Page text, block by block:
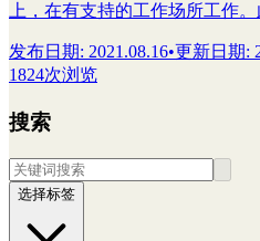
上，在有支持的工作场所工作
发布日期: 2021.08.16•更新日期:
1824次浏览
搜索
选择标签